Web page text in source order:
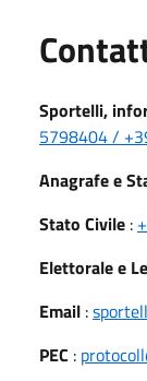
Sportelli,
5798404 /
Anagrafe e
Stato Civile :
Elettorale e
Email :
PEC :